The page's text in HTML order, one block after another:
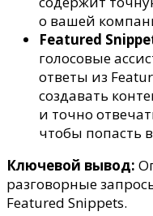
о вашей
Featured
голосовые
ответы из
создавать
и точно
чтобы попасть
Ключевой вывод:
разговорные
Featured Snippets.